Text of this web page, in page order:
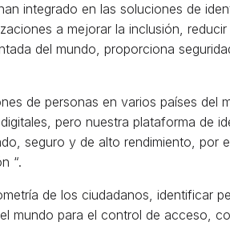
integrado en las soluciones de
a mejorar la inclusión,
del mundo, proporciona
de personas en varios países del
pero nuestra plataforma de
seguro y de alto rendimiento, por
“.
de los ciudadanos, identificar
mundo para el control de acceso,